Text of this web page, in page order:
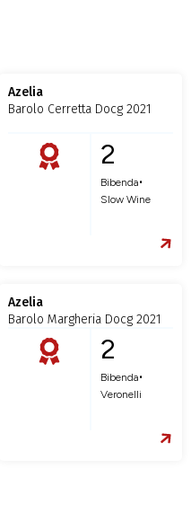
Azelia
Barolo Cerretta Docg 2021
2
Bibenda•
Slow Wine
Azelia
Barolo Margheria Docg 2021
2
Bibenda•
Veronelli